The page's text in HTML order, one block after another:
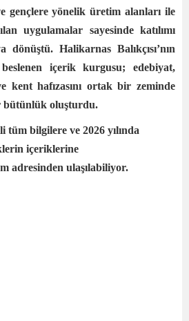
gençlere yönelik üretim alanları ile
uygulamalar sayesinde katılımı
Halikarnas Balıkçısı’nın
içerik kurgusu; edebiyat,
kent hafızasını ortak bir zeminde
oluşturdu.
tüm bilgilere ve 2026 yılında
içeriklerine
adresinden ulaşılabiliyor.